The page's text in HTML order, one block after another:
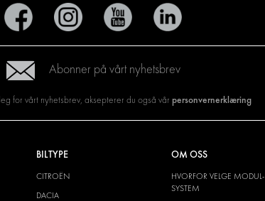
Abonner på vårt nyhetsbrev
for vårt nyhetsbrev, aksepterer du også vår personvernerklæring
BILTYPE
CITROËN
DACIA
OM OSS
HVORFOR VELGE MODUL-
SYSTEM